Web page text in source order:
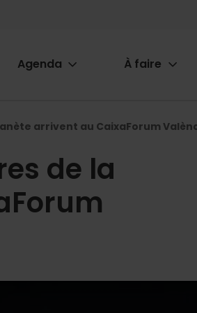
Agenda À faire
arrivent au CaixaForum
de la